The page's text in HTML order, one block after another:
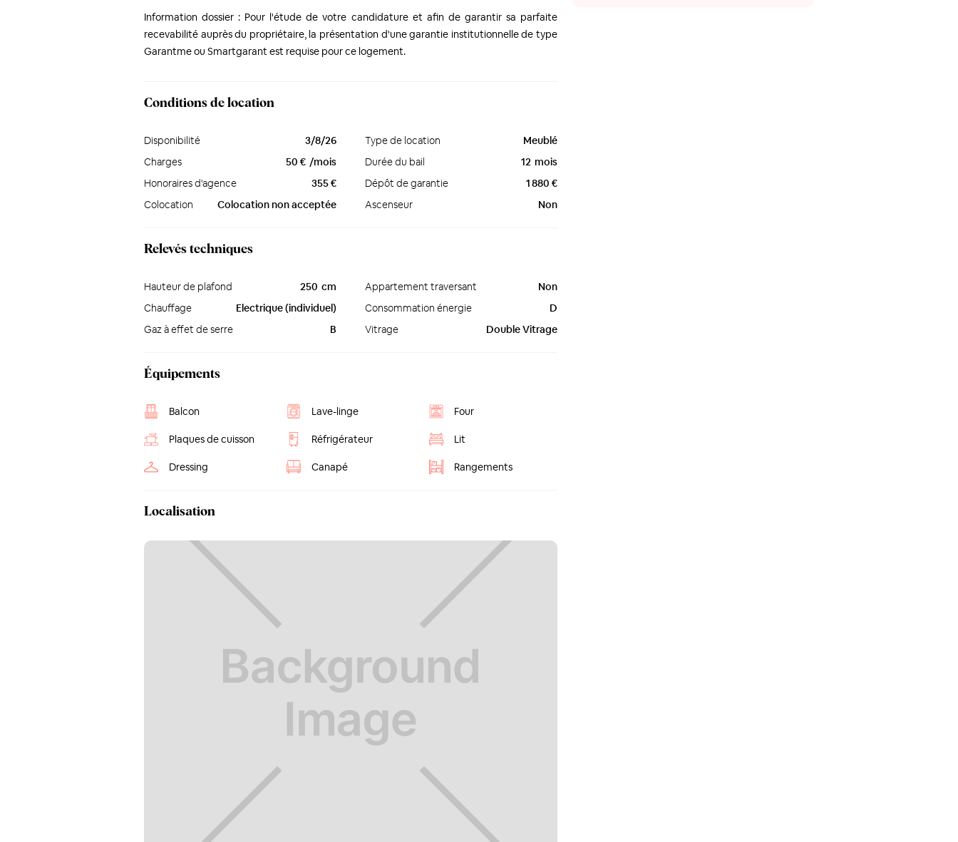
Information dossier : Pour l'étude de votre candidature et afin de garantir sa parfaite
recevabilité auprès du propriétaire, la présentation d'une garantie institutionnelle de type
Garantme ou Smartgarant est requise pour ce logement.
Conditions de location
Disponibilité 3/8/26 Type de location
Meublé
Charges
50 € /mois Durée du bail 12 mois
Honoraires d'agence
355 € Dépôt de garantie
1 880 €
Colocation
Colocation non acceptée Ascenseur Non
Relevés techniques
Hauteur de plafond 250 cm Appartement traversant
Non
Chauffage
Electrique (individuel) Consommation énergie
D
Gaz à effet de serre
B Vitrage Double Vitrage
Équipements
Balcon Lave-linge Four
Plaques de cuisson Réfrigérateur Lit
Dressing Canapé Rangements
Localisation